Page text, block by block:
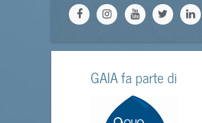
GAIA fa parte di